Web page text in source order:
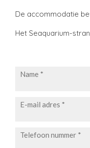
De accommodatie
Het Seaquarium-